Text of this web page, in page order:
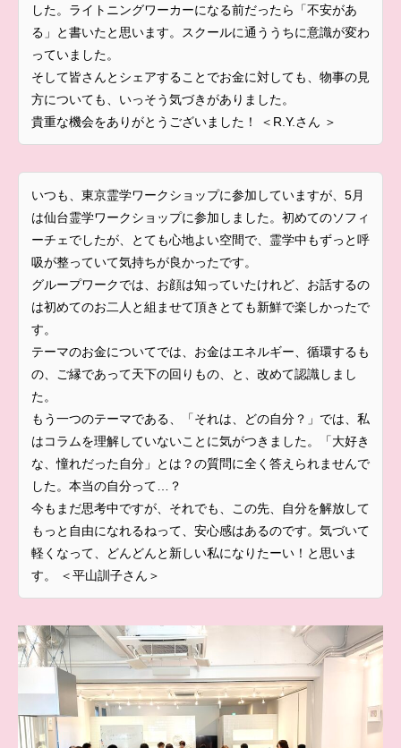
した。ライトニングワーカーになる前だったら「不安があ
る」と書いたと思います。スクールに通ううちに意識が変わ
っていました。
そして皆さんとシェアすることでお金に対しても、物事の見
方についても、いっそう気づきがありました。
貴重な機会をありがとうございました！ ＜R.Y.さん ＞
いつも、東京霊学ワークショップに参加していますが、5月
は仙台霊学ワークショップに参加しました。初めてのソフィ
ーチェでしたが、とても心地よい空間で、霊学中もずっと呼
吸が整っていて気持ちが良かったです。
グループワークでは、お顔は知っていたけれど、お話するの
は初めてのお二人と組ませて頂きとても新鮮で楽しかったで
す。
テーマのお金についてでは、お金はエネルギー、循環するも
の、ご縁であって天下の回りもの、と、改めて認識しまし
た。
もう一つのテーマである、「それは、どの自分？」では、私
はコラムを理解していないことに気がつきました。「大好き
な、憧れだった自分」とは？の質問に全く答えられませんで
した。本当の自分って…？
今もまだ思考中ですが、それでも、この先、自分を解放して
もっと自由になれるねって、安心感はあるのです。気づいて
軽くなって、どんどんと新しい私になりたーい！と思いま
す。 ＜平山訓子さん＞